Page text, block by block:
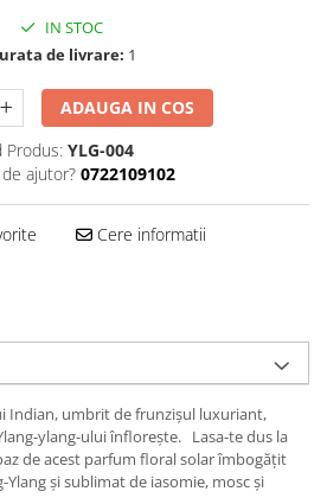
IN STOC
de livrare: 1
ADAUGA IN COS
Produs: YLG-004
ajutor? 0722109102
Cere informatii
Indian, umbrit de frunzișul luxuriant,
ylang-ului înflorește. Lasa-te dus la
de acest parfum floral solar îmbogățit
Ylang și sublimat de iasomie, mosc și